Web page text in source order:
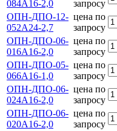
084А16-2,0
запросу
ОПН-ДПО-12-
052А24-2,7
цена по
запросу
ОПН-ДПО-06-
016А16-2,0
цена по
запросу
ОПН-ДПО-05-
066А16-1,0
цена по
запросу
ОПН-ДПО-06-
024А16-2,0
цена по
запросу
ОПН-ДПО-06-
020А16-2,0
цена по
запросу